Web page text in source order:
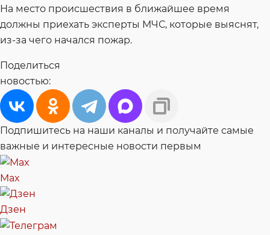
На место происшествия в ближайшее время
должны приехать эксперты МЧС, которые выяснят,
из-за чего начался пожар.
Поделиться
новостью:
Подпишитесь на наши каналы и получайте самые
важные и интересные новости первым
Max
Дзен